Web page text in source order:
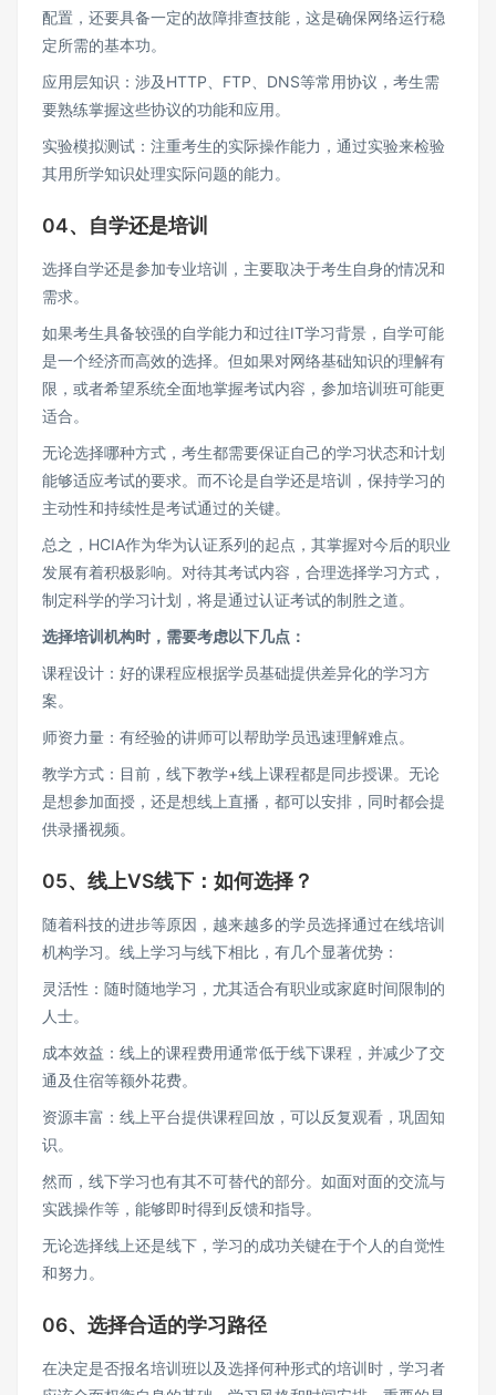
配置，还要具备一定的故障排查技能，这是确保网络运行稳
定所需的基本功。
应用层知识：涉及HTTP、FTP、DNS等常用协议，考生需
要熟练掌握这些协议的功能和应用。
实验模拟测试：注重考生的实际操作能力，通过实验来检验
其用所学知识处理实际问题的能力。
04、自学还是培训
选择自学还是参加专业培训，主要取决于考生自身的情况和
需求。
如果考生具备较强的自学能力和过往IT学习背景，自学可能
是一个经济而高效的选择。但如果对网络基础知识的理解有
限，或者希望系统全面地掌握考试内容，参加培训班可能更
适合。
无论选择哪种方式，考生都需要保证自己的学习状态和计划
能够适应考试的要求。而不论是自学还是培训，保持学习的
主动性和持续性是考试通过的关键。
总之，HCIA作为华为认证系列的起点，其掌握对今后的职业
发展有着积极影响。对待其考试内容，合理选择学习方式，
制定科学的学习计划，将是通过认证考试的制胜之道。
选择培训机构时，需要考虑以下几点：
课程设计：好的课程应根据学员基础提供差异化的学习方
案。
师资力量：有经验的讲师可以帮助学员迅速理解难点。
教学方式：目前，线下教学+线上课程都是同步授课。无论
是想参加面授，还是想线上直播，都可以安排，同时都会提
供录播视频。
05、线上VS线下：如何选择？
随着科技的进步等原因，越来越多的学员选择通过在线培训
机构学习。线上学习与线下相比，有几个显著优势：
灵活性：随时随地学习，尤其适合有职业或家庭时间限制的
人士。
成本效益：线上的课程费用通常低于线下课程，并减少了交
通及住宿等额外花费。
资源丰富：线上平台提供课程回放，可以反复观看，巩固知
识。
然而，线下学习也有其不可替代的部分。如面对面的交流与
实践操作等，能够即时得到反馈和指导。
无论选择线上还是线下，学习的成功关键在于个人的自觉性
和努力。
06、选择合适的学习路径
在决定是否报名培训班以及选择何种形式的培训时，学习者